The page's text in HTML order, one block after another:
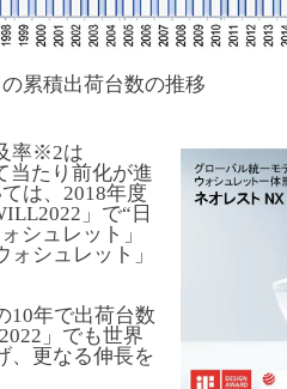
累積出荷台数の推移
率※2は
当たり前化が進
は、2018年度
」で“日
シュレット」
シュレット」
10年で出荷台数
」でも世界
、更なる伸長を